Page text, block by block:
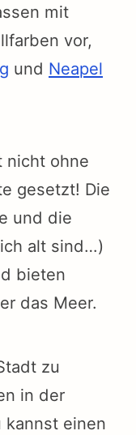
mit
vor,
und Neapel
nicht ohne
gesetzt! Die
und die
alt sind…)
bieten
das Meer.
zu
in der
kannst einen